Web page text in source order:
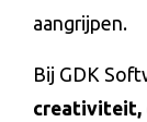
aangrijpen.
Bij GDK
creativiteit,